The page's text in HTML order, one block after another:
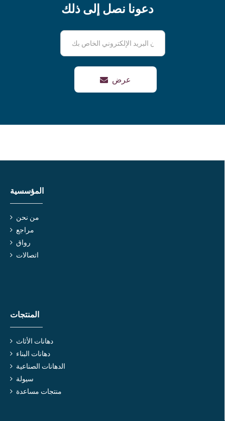
دعونا نصل إلى ذلك
عرض
المؤسسية
من نحن
مراجع
رواق
اتصالات
المنتجات
دهانات الأثاث
دهانات البناء
الدهانات الصناعية
سيولة
منتجات مساعدة